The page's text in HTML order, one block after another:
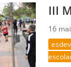
III
16